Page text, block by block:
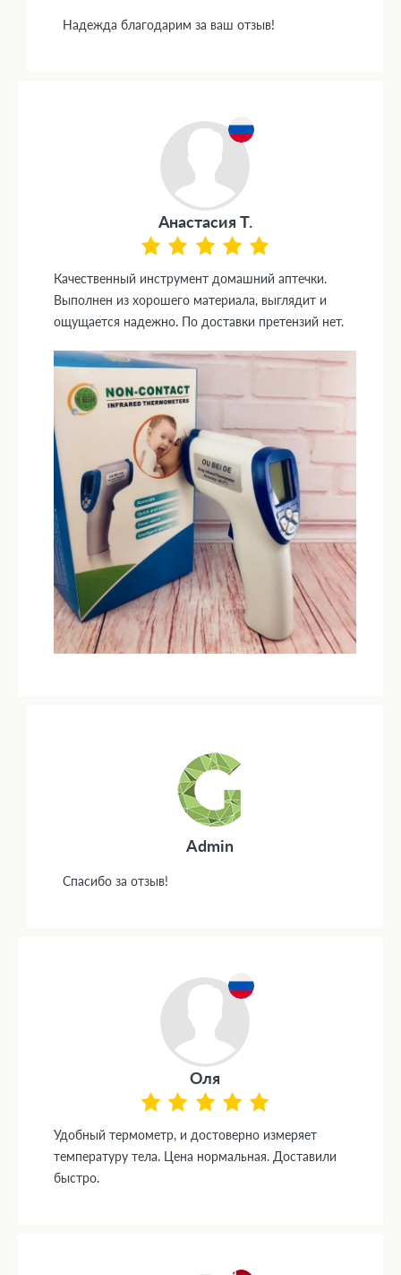
Надежда благодарим за ваш отзыв!
Анастасия Т.
Качественный инструмент домашний аптечки.
Выполнен из хорошего материала, выглядит и
ощущается надежно. По доставки претензий нет.
Admin
Спасибо за отзыв!
Оля
Удобный термометр, и достоверно измеряет
температуру тела. Цена нормальная. Доставили
быстро.